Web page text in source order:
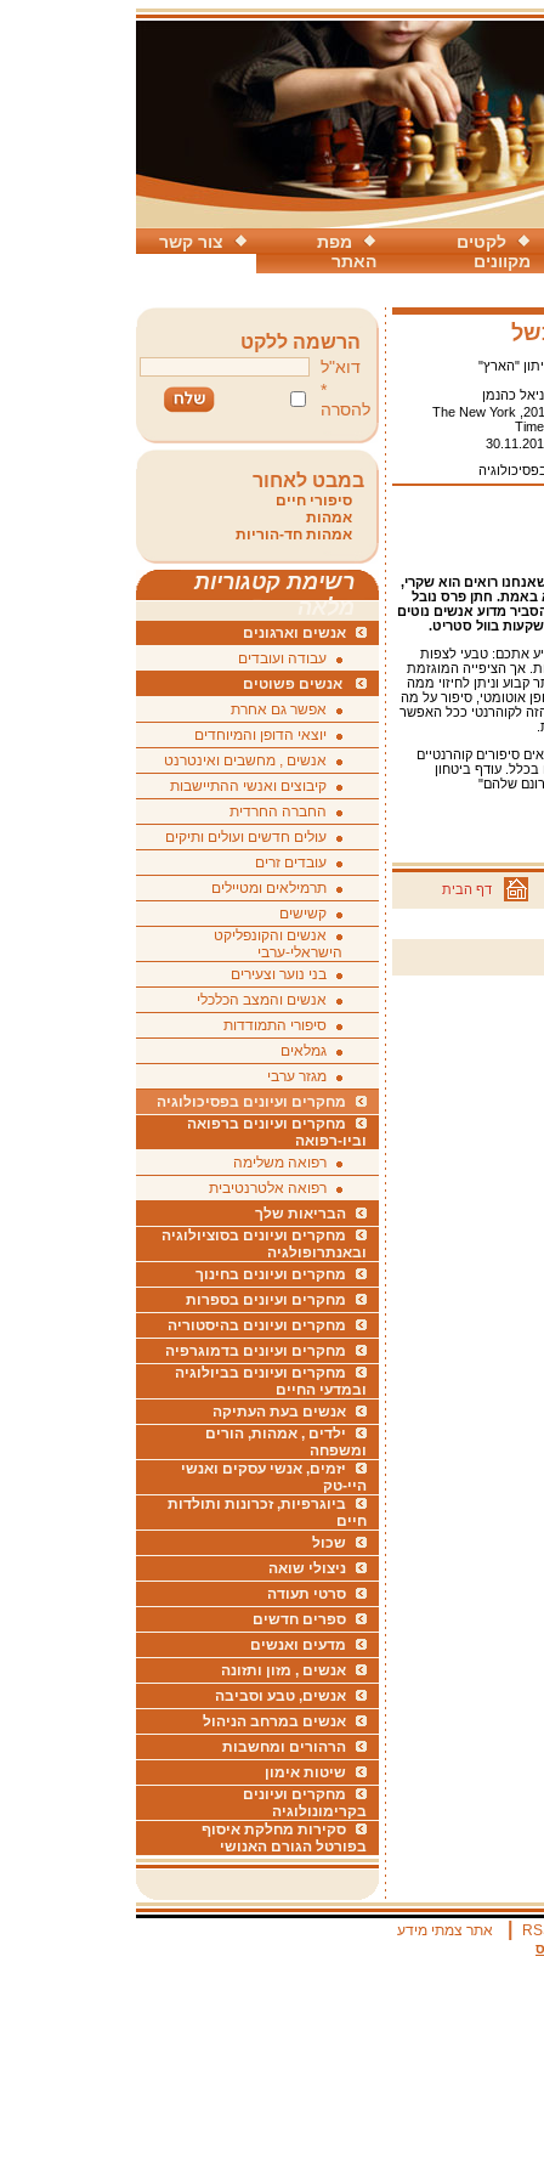
צור קשר
מפת
האתר
לקטים
מקוונים
"הארץ"
כהנמן
2011, The New York
רואים הוא שקרי,
באמת. חתן פרס נובל
מדוע אנשים נוטים
בוול סטריט.
אתכם: טבעי לצפות
אך הציפייה המוגזמת
קבוע וניתן לחיזוי ממה
אוטומטי, סיפור על מה
הזה לקוהרנטי ככל האפשר
סיפורים קוהרנטיים
עודף ביטחון
שלהם"
דף הבית
הרשמה ללקט
דוא"ל
*
להסרה
במבט לאחור
סיפורי חיים
אמהות
אמהות חד-הוריות
רשימת קטגוריות
מלאה
אנשים וארגונים
עבודה ועובדים
אנשים פשוטים
אפשר גם אחרת
יוצאי הדופן והמיוחדים
אנשים , מחשבים ואינטרנט
קיבוצים ואנשי ההתיישבות
החברה החרדית
עולים חדשים ועולים ותיקים
עובדים זרים
תרמילאים ומטיילים
קשישים
אנשים והקונפליקט
הישראלי-ערבי
בני נוער וצעירים
אנשים והמצב הכלכלי
סיפורי התמודדות
גמלאים
מגזר ערבי
מחקרים ועיונים בפסיכולוגיה
מחקרים ועיונים ברפואה
וביו-רפואה
רפואה משלימה
רפואה אלטרנטיבית
הבריאות שלך
מחקרים ועיונים בסוציולוגיה
ובאנתרופולגיה
מחקרים ועיונים בחינוך
מחקרים ועיונים בספרות
מחקרים ועיונים בהיסטוריה
מחקרים ועיונים בדמוגרפיה
מחקרים ועיונים בביולוגיה
ובמדעי החיים
אנשים בעת העתיקה
ילדים , אמהות, הורים
ומשפחה
יזמים, אנשי עסקים ואנשי
היי-טק
ביוגרפיות, זכרונות ותולדות
חיים
שכול
ניצולי שואה
סרטי תעודה
ספרים חדשים
מדעים ואנשים
אנשים , מזון ותזונה
אנשים, טבע וסביבה
אנשים במרחב הניהול
הרהורים ומחשבות
שיטות אימון
מחקרים ועיונים
בקרימונולוגיה
סקירות מחלקת איסוף
בפורטל הגורם האנושי
אתר צמתי מידע